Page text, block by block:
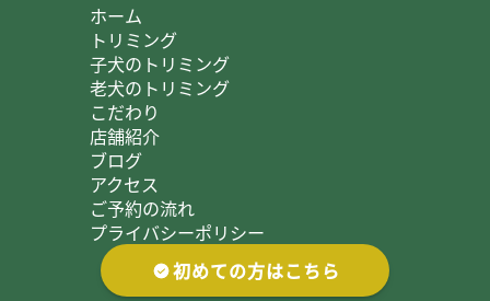
ホーム
トリミング
子犬のトリミング
老犬のトリミング
こだわり
店舗紹介
ブログ
アクセス
ご予約の流れ
プライバシーポリシー
初めての方はこちら